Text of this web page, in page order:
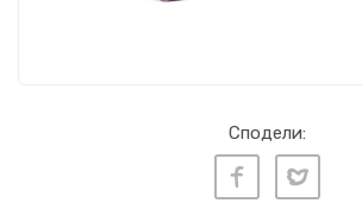
Сподели: